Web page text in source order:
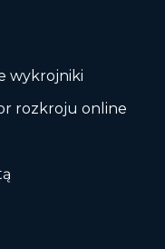
wykrojniki
rozkroju online